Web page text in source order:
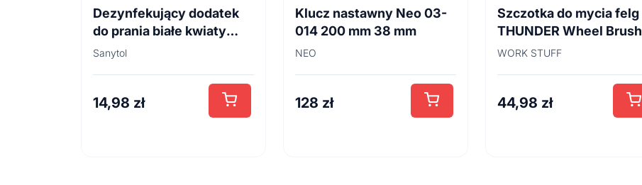
Dezynfekujący dodatek
do prania białe kwiaty
500ml
Sanytol
14,98 zł
Klucz nastawny Neo 03-
014 200 mm 38 mm
NEO
128 zł
Szczotka do mycia felg
THUNDER Wheel Brush
45cm
WORK STUFF
44,98 zł